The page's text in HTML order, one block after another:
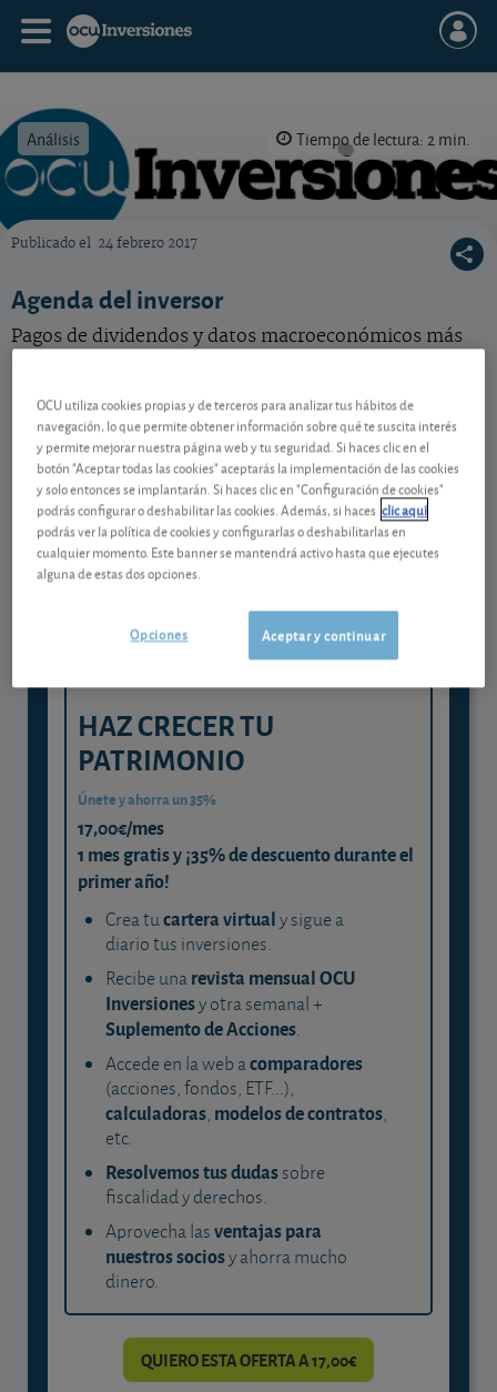
Análisis Tiempo de lectura: 2 min.
Publicado el 24 febrero 2017
Agenda del inversor
Pagos de dividendos y datos macroeconómicos más
relevantes de la próxima semana.
Contenido reservado a SOCIOS
Gestiona tu dinero con visión
experta
y consigue que cada euro trabaje
HAZ CRECER TU
PATRIMONIO
Únete y ahorra un 35%
17,00€/mes
1 mes gratis y ¡35% de descuento durante el
primer año!
Crea tucartera virtualy sigue a
diario tus inversiones.
Recibe unarevista mensual OCU
Inversionesy otra semanal +
Suplemento de Acciones.
Accede en la web acomparadores
(acciones, fondos, ETF...),
calculadoras, modelos de contratos,
etc.
Resolvemos tus dudassobre
fiscalidad y derechos.
Aprovecha lasventajas para
nuestros sociosy ahorra mucho
dinero.
QUIERO ESTA OFERTA A 17,00€
OCU utiliza cookies propias y de terceros para analizar tus hábitos de
navegación, lo que permite obtener información sobre qué te suscita interés
y permite mejorar nuestra página web y tu seguridad. Si haces clic en el
botón "Aceptar todas las cookies" aceptarás la implementación de las cookies
y solo entonces se implantarán. Si haces clic en "Configuración de cookies"
podrás configurar o deshabilitar las cookies. Además, si haces clic aquí
podrás ver la política de cookies y configurarlas o deshabilitarlas en
cualquier momento. Este banner se mantendrá activo hasta que ejecutes
alguna de estas dos opciones.
Aceptar y continuar
Opciones